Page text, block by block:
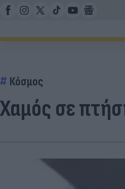
Κόσμος
Χαμός σε